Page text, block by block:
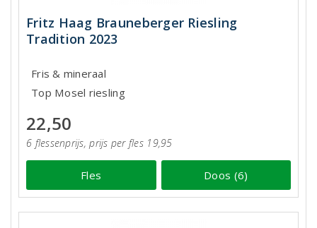
Fritz Haag Brauneberger Riesling
Tradition 2023
Fris & mineraal
Top Mosel riesling
22,50
6 flessenprijs, prijs per fles 19,95
Fles Doos (6)